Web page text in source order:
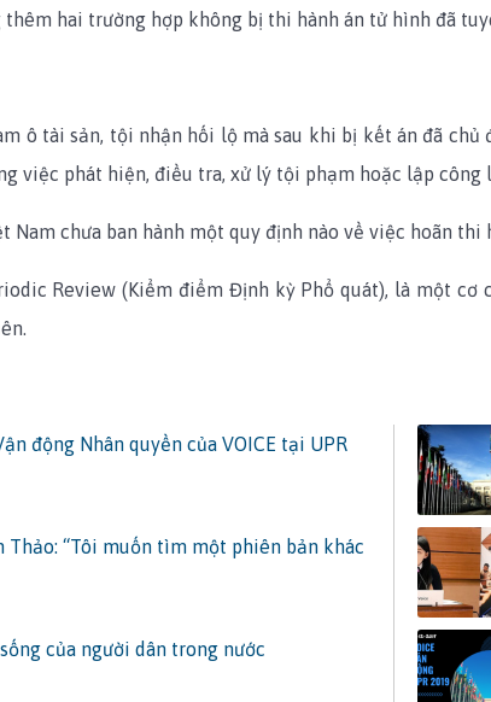
hai trường hợp không bị thi hành án tử hình đã
ô tài sản, tội nhận hối lộ mà sau khi bị kết án đã
việc phát hiện, điều tra, xử lý tội phạm hoặc lập công
Nam chưa ban hành một quy định nào về việc hoãn
Review (Kiểm điểm Định kỳ Phổ quát), là một
động Nhân quyền của VOICE tại UPR
“Tôi muốn tìm một phiên bản khác
của người dân trong nước